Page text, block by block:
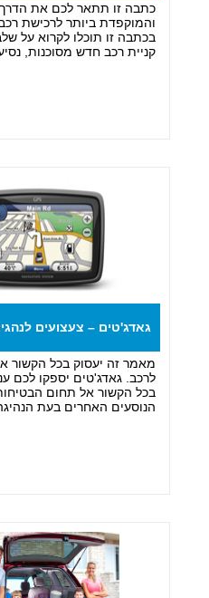
כתבה זו תתאר לכם את הדרך
והמוקפדת ביותר לרכישת
בכתבה זו תוכלו לקרוא על
קניית רכב חדש מסוכנות,
גאדג'טים – צעצועים
מאמר זה יעסוק בכל הקשור
לרכב. גאדג'טים יספקו לכם
בכל הקשור אל תחום
הנוסעים האחרים בעת